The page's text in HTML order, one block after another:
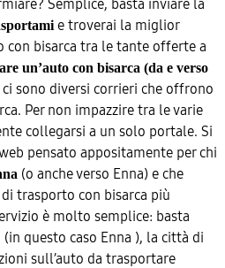
Semplice, basta inviare la
e troverai la miglior
bisarca tra le tante offerte a
un’auto con bisarca (da e verso
sono diversi corrieri che offrono
Per non impazzire tra le varie
collegarsi a un solo portale. Si
pensato appositamente per chi
(o anche verso Enna) e che
trasporto con bisarca più
è molto semplice: basta
questo caso Enna ), la città di
sull’auto da trasportare